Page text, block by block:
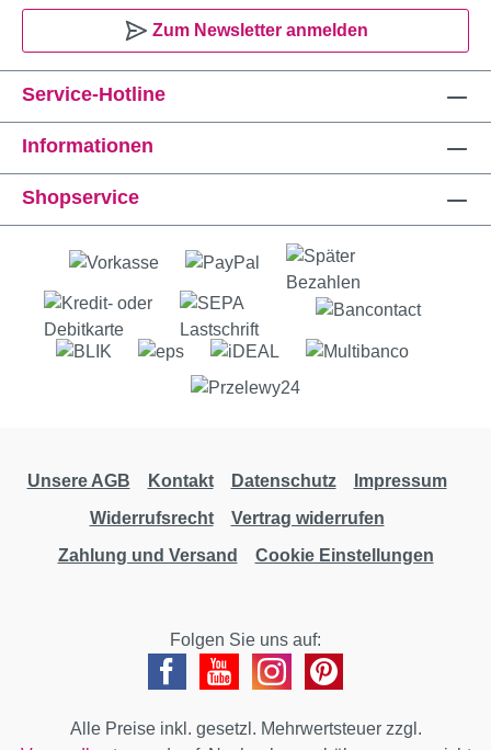
Service-Hotline
Informationen
Shopservice
Zum Newsletter anmelden
Unsere AGB Kontakt Datenschutz
Impressum
Widerrufsrecht
Vertrag widerrufen
Zahlung und Versand
Cookie Einstellungen
Folgen Sie uns auf:
Alle Preise inkl. gesetzl. Mehrwertsteuer zzgl.